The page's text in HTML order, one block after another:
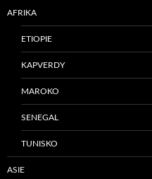
AFRIKA
ETIOPIE
KAPVERDY
MAROKO
SENEGAL
TUNISKO
ASIE